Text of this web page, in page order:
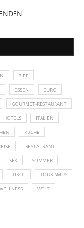
BIER
ESSEN EURO
GOURMET-RESTAURANT
HOTELS ITALIEN
KÜCHE
RESTAURANT
SEX SOMMER
TIROL TOURISMUS
WELT